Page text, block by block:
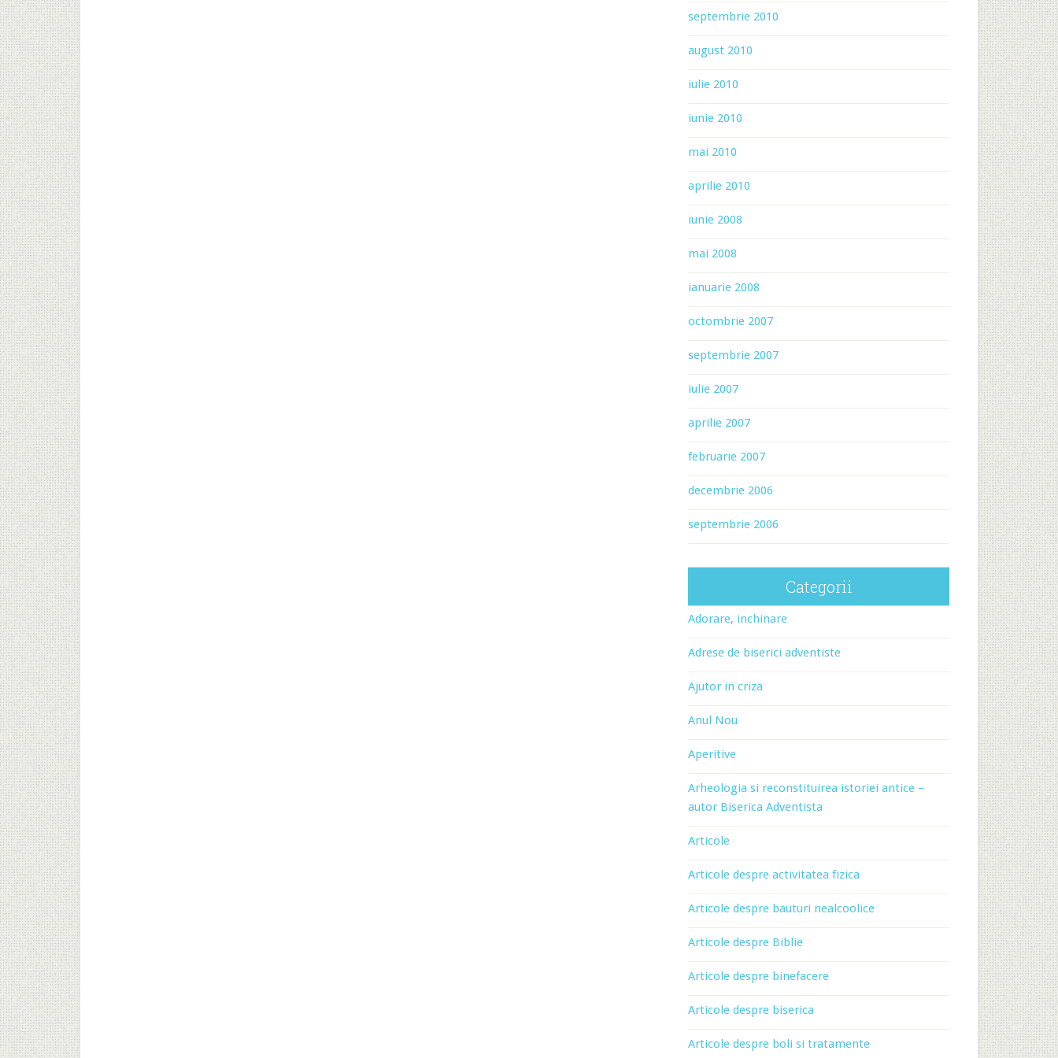
septembrie 2010
august 2010
iulie 2010
iunie 2010
mai 2010
aprilie 2010
iunie 2008
mai 2008
ianuarie 2008
octombrie 2007
septembrie 2007
iulie 2007
aprilie 2007
februarie 2007
decembrie 2006
septembrie 2006
Categorii
Adorare, inchinare
Adrese de biserici adventiste
Ajutor in criza
Anul Nou
Aperitive
Arheologia si reconstituirea istoriei antice –
autor Biserica Adventista
Articole
Articole despre activitatea fizica
Articole despre bauturi nealcoolice
Articole despre Biblie
Articole despre binefacere
Articole despre biserica
Articole despre boli si tratamente